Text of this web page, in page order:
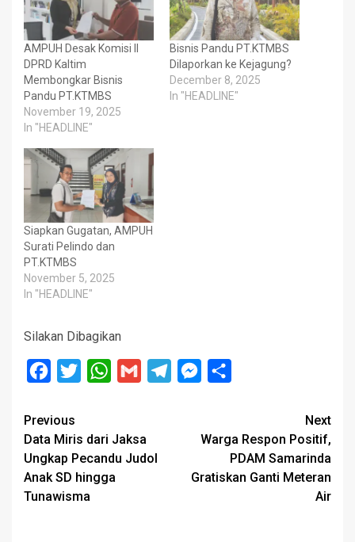
AMPUH Desak Komisi II
DPRD Kaltim
Membongkar Bisnis
Pandu PT.KTMBS
November 19, 2025
In "HEADLINE"
Bisnis Pandu PT.KTMBS
Dilaporkan ke Kejagung?
December 8, 2025
In "HEADLINE"
Siapkan Gugatan, AMPUH
Surati Pelindo dan
PT.KTMBS
November 5, 2025
In "HEADLINE"
Silakan Dibagikan
Facebook
Twitter WhatsApp
Gmail TelegramMessenger
Post
navigation
Previous
Data Miris dari Jaksa
Ungkap Pecandu Judol
Anak SD hingga
Tunawisma
Next
Warga Respon Positif,
PDAM Samarinda
Gratiskan Ganti Meteran
Air